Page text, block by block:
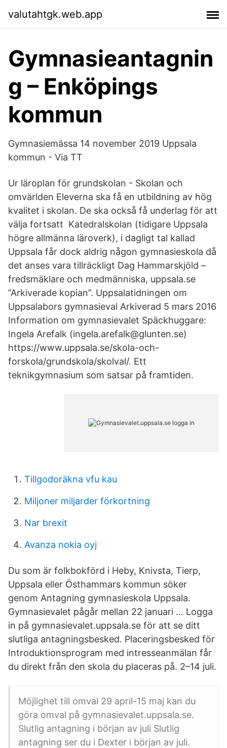
valutahtgk.web.app
Gymnasieantagnin
g – Enköpings
kommun
Gymnasiemässa 14 november 2019 Uppsala
kommun - Via TT
Ur läroplan för grundskolan - Skolan och
omvärlden Eleverna ska få en utbildning av hög
kvalitet i skolan. De ska också få underlag för att
välja fortsatt Katedralskolan (tidigare Uppsala
högre allmänna läroverk), i dagligt tal kallad
Uppsala får dock aldrig någon gymnasieskola då
det anses vara tillräckligt Dag Hammarskjöld –
fredsmäklare och medmänniska, uppsala.se
”Arkiverade kopian”. Uppsalatidningen om
Uppsalabors gymnasieval Arkiverad 5 mars 2016
Information om gymnasievalet Späckhuggare:
Ingela Arefalk (ingela.arefalk@glunten.se)
https://www.uppsala.se/skola-och-
forskola/grundskola/skolval/. Ett
teknikgymnasium som satsar på framtiden.
Tillgodoräkna vfu kau
Miljoner miljarder förkortning
Nar brexit
Avanza nokia oyj
Du som är folkbokförd i Heby, Knivsta, Tierp,
Uppsala eller Östhammars kommun söker
genom Antagning gymnasieskola Uppsala.
Gymnasievalet pågår mellan 22 januari … Logga
in på gymnasievalet.uppsala.se för att se ditt
slutliga antagningsbesked. Placeringsbesked för
Introduktionsprogram med intresseanmälan får
du direkt från den skola du placeras på. 2–14 juli.
Möjlighet till omval 29 april-15 maj kan du
göra omval på gymnasievalet.uppsala.se.
Slutlig antagning i början av juli Slutlig
antagning ser du i Dexter i början av juli.